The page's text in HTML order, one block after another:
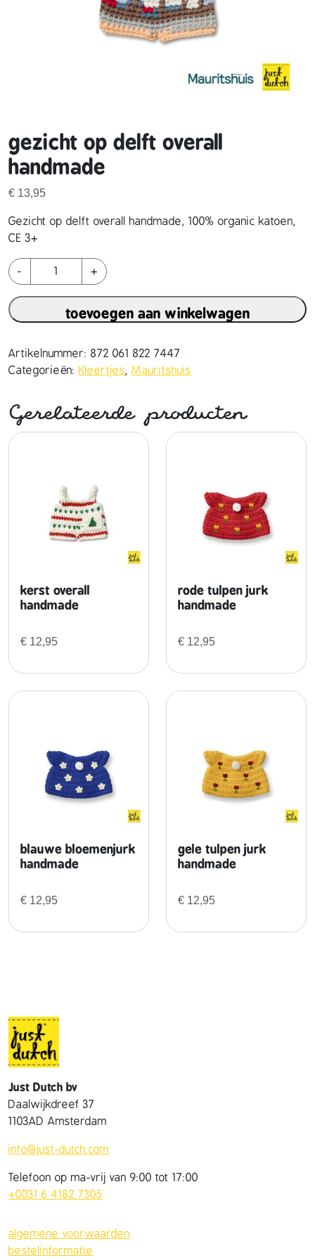
gezicht op delft overall
handmade
€ 13,95
Gezicht op delft overall handmade, 100% organic katoen,
CE 3+
-
g
e
z
i
h
t
d
e
d
a
+
toevoegen aan winkelwagen
Artikelnummer: 872 061 822 7447
Categorieën: Kleertjes, Mauritshuis
Gerelateerde producten
kerst overall
handmade
€ 12,95
rode tulpen jurk
handmade
€ 12,95
blauwe bloemenjurk
handmade
€ 12,95
gele tulpen jurk
handmade
€ 12,95
Just Dutch bv
Daalwijkdreef 37
1103AD Amsterdam
info@just-dutch.com
Telefoon op ma-vrij van 9:00 tot 17:00
+0031 6 4182 7305
algemene voorwaarden
bestelinformatie